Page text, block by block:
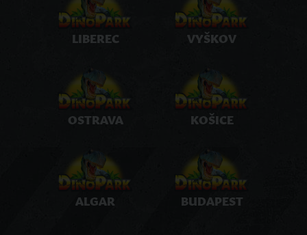
LIBEREC VYŠKOV
OSTRAVA KOŠICE
ALGAR BUDAPEST